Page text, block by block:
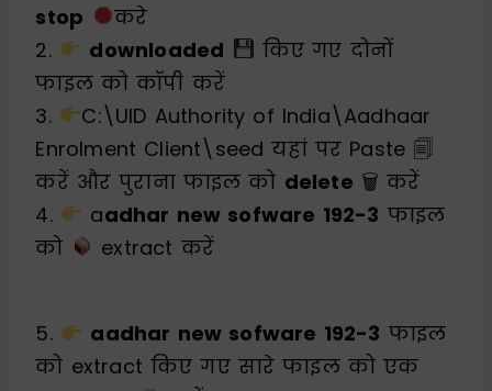
stop
करे
2.
downloaded
किए गए दोनों
फाइल को कॉपी करें
3.
C:\UID Authority of India\Aadhaar
Enrolment Client\seed यहां पर Paste 🗐
करें और पुराना फाइल को delete 🗑 करें
4.
aadhar new sofware 192-3 फाइल
को
extract करें
5. aadhar new sofware 192-3 फाइल
को extract किए गए सारे फाइल को एक